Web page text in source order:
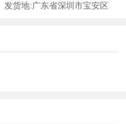
发货地:广东省深圳市宝安区